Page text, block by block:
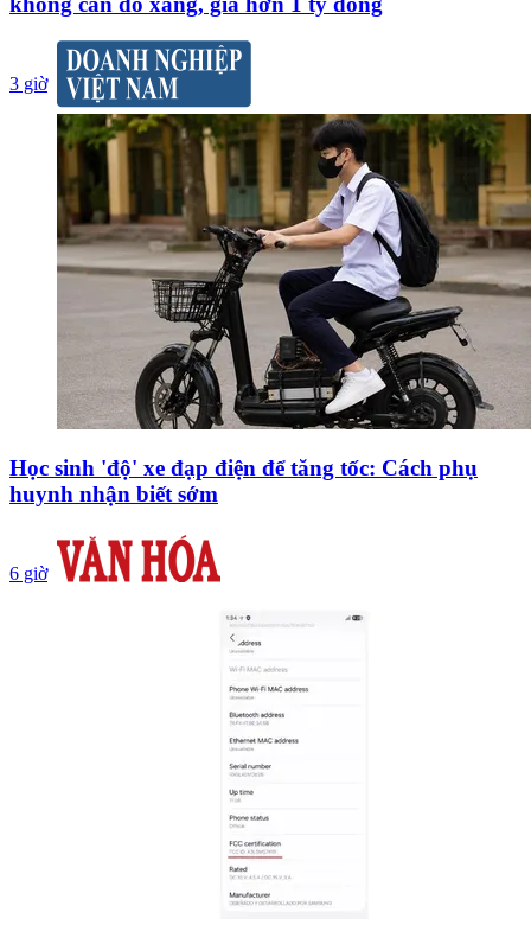
3 giờ
Học sinh 'độ' xe đạp điện để tăng tốc: Cách phụ
huynh nhận biết sớm
6 giờ